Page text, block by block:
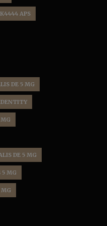
APS
DE 5 MG
DE 5 MG
5 MG
MG